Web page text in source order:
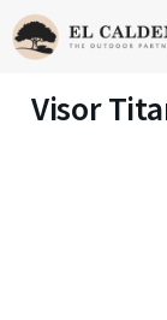
Visor